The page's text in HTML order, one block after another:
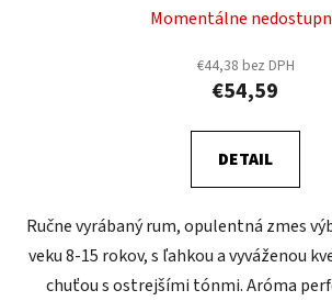
Momentálne
€44,38 bez DPH
€54,59
DETAIL
Ručne vyrábaný rum, opulentná zmes
veku 8-15 rokov, s ľahkou a vyváženou
chuťou s ostrejšími tónmi. Aróma